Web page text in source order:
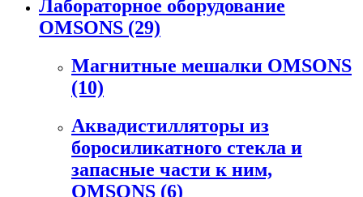
Лабораторное оборудование
OMSONS (29)
Магнитные мешалки OMSONS
(10)
Аквадистилляторы из
боросиликатного стекла и
запасные части к ним,
OMSONS (6)